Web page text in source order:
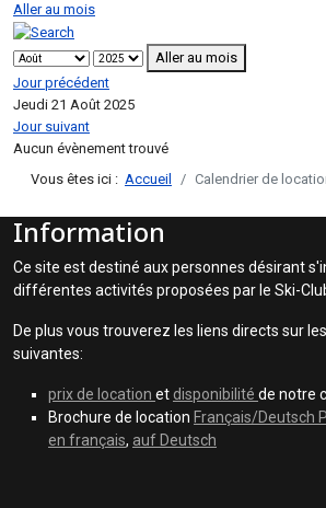
Aller au mois
Aller au mois
Jour précédent
Jeudi 21 Août 2025
Jour suivant
Aucun évènement trouvé
Vous êtes ici : Accueil Calendrier de
Information
Ce site est destiné aux personnes désirant
différentes activités proposées par le Ski-
De plus vous trouverez les liens directs sur
suivantes:
prix de location et disponibilité de notre
Brochure de location Français/Deutsch
en français, auf Deutsch